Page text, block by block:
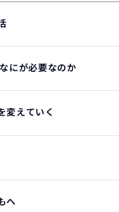
にが必要なのか
変えていく
へ